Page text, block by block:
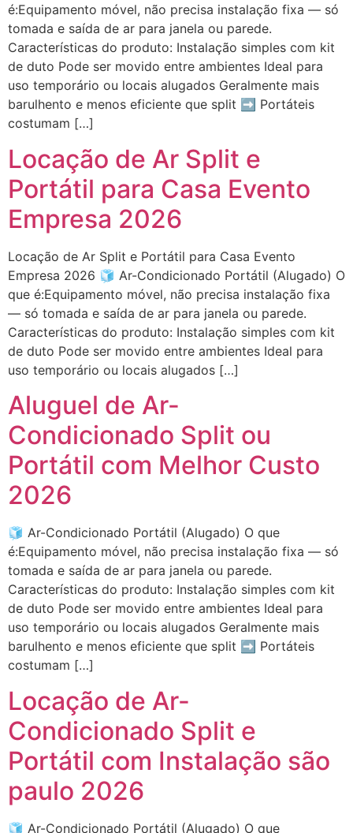
é:Equipamento móvel, não precisa instalação fixa — só
tomada e saída de ar para janela ou parede.
Características do produto: Instalação simples com kit
de duto Pode ser movido entre ambientes Ideal para
uso temporário ou locais alugados Geralmente mais
barulhento e menos eficiente que split ➡ Portáteis
costumam […]
Locação de Ar Split e
Portátil para Casa Evento
Empresa 2026
Locação de Ar Split e Portátil para Casa Evento
Empresa 2026 🧊 Ar-Condicionado Portátil (Alugado) O
que é:Equipamento móvel, não precisa instalação fixa
— só tomada e saída de ar para janela ou parede.
Características do produto: Instalação simples com kit
de duto Pode ser movido entre ambientes Ideal para
uso temporário ou locais alugados […]
Aluguel de Ar-
Condicionado Split ou
Portátil com Melhor Custo
2026
🧊 Ar-Condicionado Portátil (Alugado) O que
é:Equipamento móvel, não precisa instalação fixa — só
tomada e saída de ar para janela ou parede.
Características do produto: Instalação simples com kit
de duto Pode ser movido entre ambientes Ideal para
uso temporário ou locais alugados Geralmente mais
barulhento e menos eficiente que split ➡ Portáteis
costumam […]
Locação de Ar-
Condicionado Split e
Portátil com Instalação são
paulo 2026
🧊 Ar-Condicionado Portátil (Alugado) O que